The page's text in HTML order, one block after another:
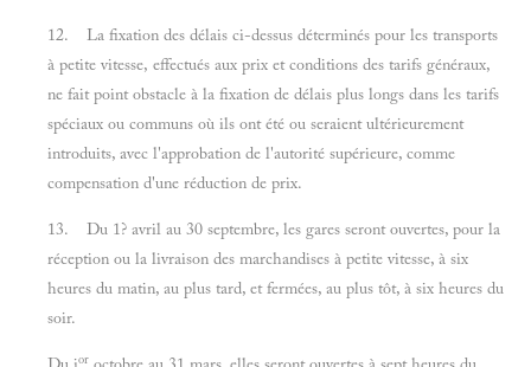
12. La fixation des délais ci-dessus déterminés pour les transports
à petite vitesse, effectués aux prix et conditions des tarifs généraux,
ne fait point obstacle à la fixation de délais plus longs dans les tarifs
spéciaux ou communs où ils ont été ou seraient ultérieurement
introduits, avec l'approbation de l'autorité supérieure, comme
compensation d'une réduction de prix.
13. Du 1? avril au 30 septembre, les gares seront ouvertes, pour la
réception ou la livraison des marchandises à petite vitesse, à six
heures du matin, au plus tard, et fermées, au plus tôt, à six heures du
soir.
or